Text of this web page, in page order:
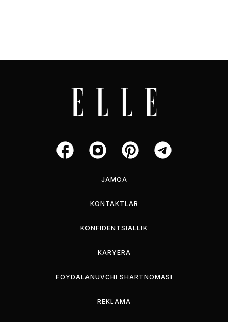
JAMOA
KONTAKTLAR
KONFIDENTSIALLIK
KARYERA
FOYDALANUVCHI SHARTNOMASI
REKLAMA